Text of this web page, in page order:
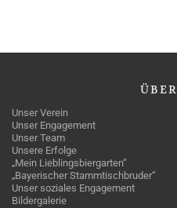
ÜBER
Unser Verein
Unser Engagement
Unser Team
Unsere Erfolge
„Mein Lieblingsbiergarten“
„Bayerischer Stammtischbruder“
Unser soziales Engagement
Bildergalerie